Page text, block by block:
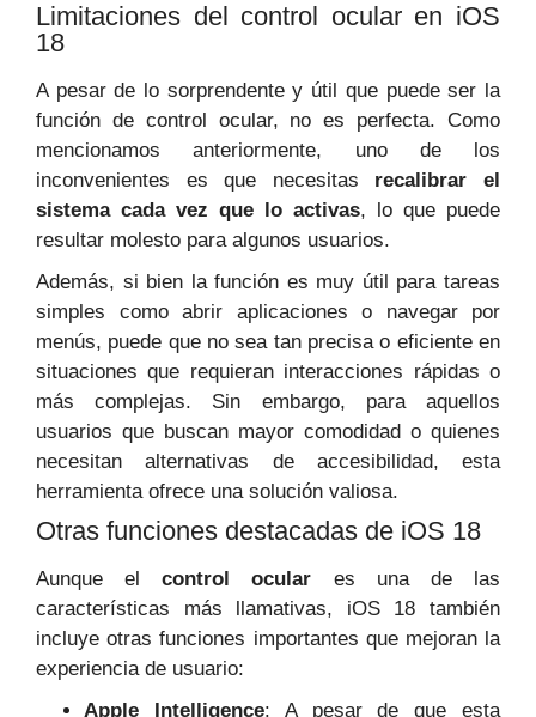
Limitaciones del control ocular en iOS
18
A pesar de lo sorprendente y útil que puede ser la
función de control ocular, no es perfecta. Como
mencionamos anteriormente, uno de los
inconvenientes es que necesitas recalibrar el
sistema cada vez que lo activas, lo que puede
resultar molesto para algunos usuarios.
Además, si bien la función es muy útil para tareas
simples como abrir aplicaciones o navegar por
menús, puede que no sea tan precisa o eficiente en
situaciones que requieran interacciones rápidas o
más complejas. Sin embargo, para aquellos
usuarios que buscan mayor comodidad o quienes
necesitan alternativas de accesibilidad, esta
herramienta ofrece una solución valiosa.
Otras funciones destacadas de iOS 18
Aunque elcontrol ocular es una de las
características más llamativas, iOS 18 también
incluye otras funciones importantes que mejoran la
experiencia de usuario:
Apple Intelligence: A pesar de que esta